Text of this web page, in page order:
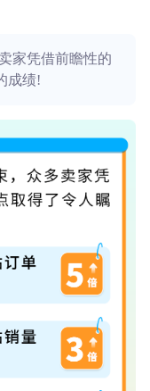
家凭借前瞻性的
成绩!